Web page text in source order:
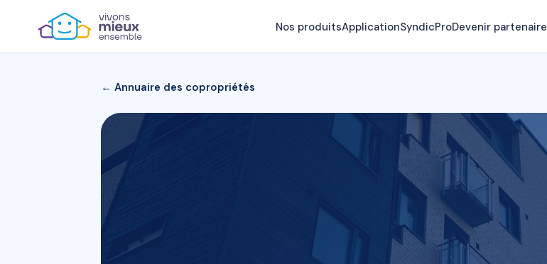
Nos produitsApplicationSyndicProDevenir partenaire
← Annuaire des copropriétés